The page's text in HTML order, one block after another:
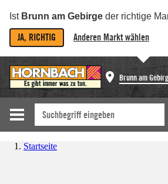
Ist Brunn am Gebirge der richtige
JA, RICHTIG Anderen Markt wählen
Brunn am
Startseite